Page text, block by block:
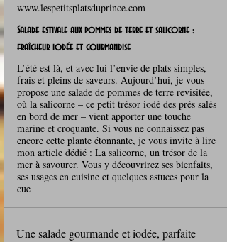
www.lespetitsplatsduprince.com
Salade estivale aux pommes de terre et salicorne :
fraîcheur iodée et gourmandise
L’été est là, et avec lui l’envie de plats simples,
frais et pleins de saveurs. Aujourd’hui, je vous
propose une salade de pommes de terre revisitée,
où la salicorne – ce petit trésor iodé des prés salés
en bord de mer – vient apporter une touche
marine et croquante. Si vous ne connaissez pas
encore cette plante étonnante, je vous invite à lire
mon article dédié : La salicorne, un trésor de la
mer à savourer. Vous y découvrirez ses bienfaits,
ses usages en cuisine et quelques astuces pour la
cue
Une salade gourmande et iodée, parfaite